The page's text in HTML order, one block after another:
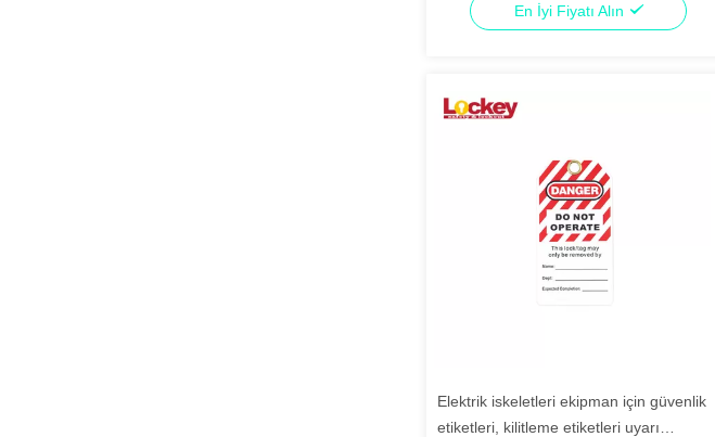
En İyi Fiyatı Alın
Elektrik iskeletleri ekipman için güvenlik
etiketleri, kilitleme etiketleri uyarı